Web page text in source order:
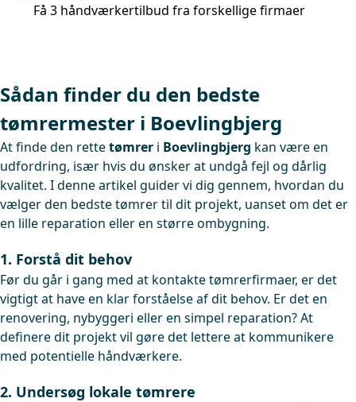
Få 3 håndværkertilbud fra forskellige firmaer
Sådan finder du den bedste
tømrermester i Boevlingbjerg
At finde den rettetømrer i Boevlingbjerg kan være en
udfordring, især hvis du ønsker at undgå fejl og dårlig
kvalitet. I denne artikel guider vi dig gennem, hvordan du
vælger den bedste tømrer til dit projekt, uanset om det er
en lille reparation eller en større ombygning.
1. Forstå dit behov
Før du går i gang med at kontakte tømrerfirmaer, er det
vigtigt at have en klar forståelse af dit behov. Er det en
renovering, nybyggeri eller en simpel reparation? At
definere dit projekt vil gøre det lettere at kommunikere
med potentielle håndværkere.
2. Undersøg lokale tømrere